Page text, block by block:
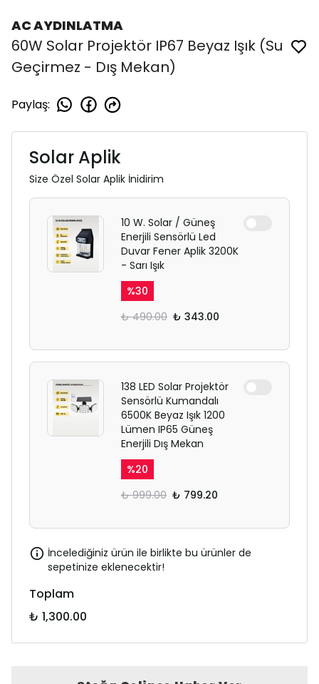
AC AYDINLATMA
60W Solar Projektör IP67 Beyaz Işık (Su
Geçirmez - Dış Mekan)
Paylaş:
Solar Aplik
Size Özel Solar Aplik İnidirim
10 W. Solar / Güneş
Enerjili Sensörlü Led
Duvar Fener Aplik 3200K
- Sarı Işık
%30
₺ 490.00 ₺ 343.00
138 LED Solar Projektör
Sensörlü Kumandalı
6500K Beyaz Işık 1200
Lümen IP65 Güneş
Enerjili Dış Mekan
%20
₺ 999.00 ₺ 799.20
İncelediğiniz ürün ile birlikte bu ürünler de
sepetinize eklenecektir!
Toplam
₺ 1,300.00